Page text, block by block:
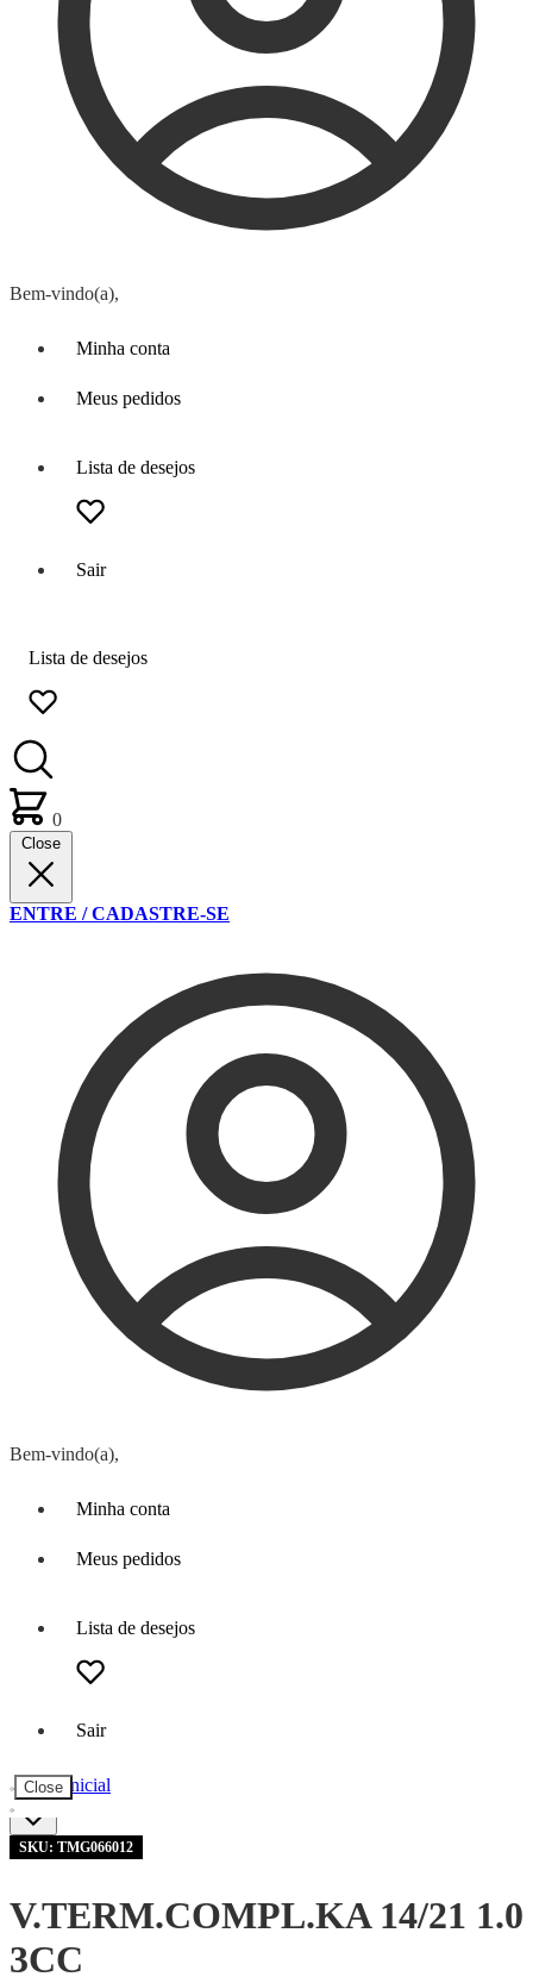
Bem-vindo(a),
Minha conta
Meus pedidos
Lista de desejos
Sair
Lista de desejos
0
Close
ENTRE / CADASTRE-SE
Bem-vindo(a),
Minha conta
Meus pedidos
Lista de desejos
Sair
Close
Página inicial
SKU: TMG066012
V.TERM.COMPL.KA 14/21 1.0
3CC